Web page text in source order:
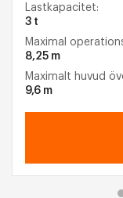
Lastkapacitet:
3 t
Maximal
8,25 m
Maximalt huvud
9,6 m